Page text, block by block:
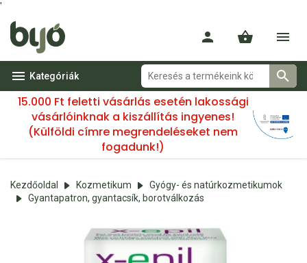
'
Kategóriák
15.000 Ft feletti vásárlás esetén lakossági
vásárlóinknak a kiszállítás ingyenes!
(Külföldi címre megrendeléseket nem
fogadunk!)
Kezdőoldal Kozmetikum
Gyógy- és natúrkozmetikumok
Gyantapatron, gyantacsík, borotválkozás